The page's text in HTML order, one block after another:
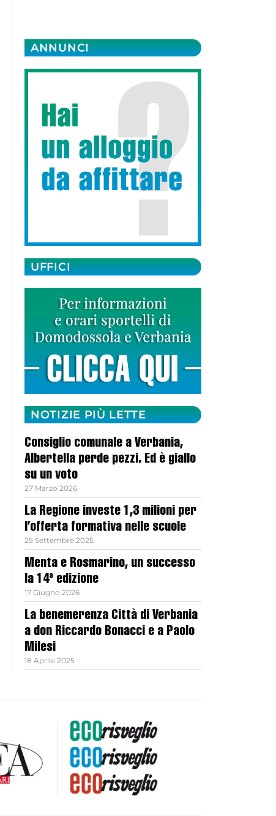
ANNUNCI
UFFICI
NOTIZIE PIÙ LETTE
Consiglio comunale a Verbania,
Albertella perde pezzi. Ed è giallo
su un voto
27 Marzo 2026
La Regione investe 1,3 milioni per
l’offerta formativa nelle scuole
25 Settembre 2025
Menta e Rosmarino, un successo
la 14ª edizione
17 Giugno 2026
La benemerenza Città di Verbania
a don Riccardo Bonacci e a Paolo
Milesi
18 Aprile 2025